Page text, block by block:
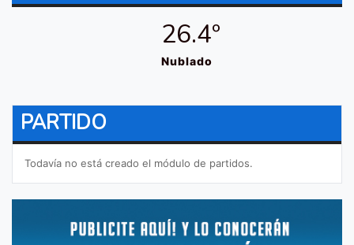
26.4º
Nublado
PARTIDO
Todavía no está creado el módulo de partidos.